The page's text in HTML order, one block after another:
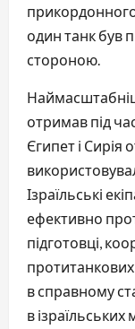
один танк був
стороною.
отримав під
Єгипет і Сирія
Ізраїльські
ефективно
підготовці,
в справному
в ізраїльських